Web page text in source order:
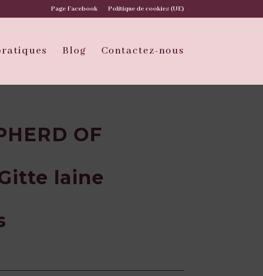
Page Facebook Politique de cookies (UE)
Blog Contactez-nous
OF
laine